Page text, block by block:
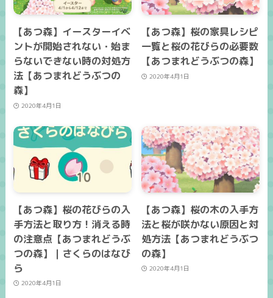
【あつ森】イースターイベ
ントが開始されない・始ま
らないできない時の対処方
法【あつまれどうぶつの
森】
2020年4月1日
【あつ森】桜の家具レシピ
一覧と桜の花びらの必要数
【あつまれどうぶつの森】
2020年4月1日
【あつ森】桜の花びらの入
手方法と取り方！消える時
の注意点【あつまれどうぶ
つの森】｜さくらのはなび
ら
2020年4月1日
【あつ森】桜の木の入手方
法と桜が咲かない原因と対
処方法【あつまれどうぶつ
の森】
2020年4月1日